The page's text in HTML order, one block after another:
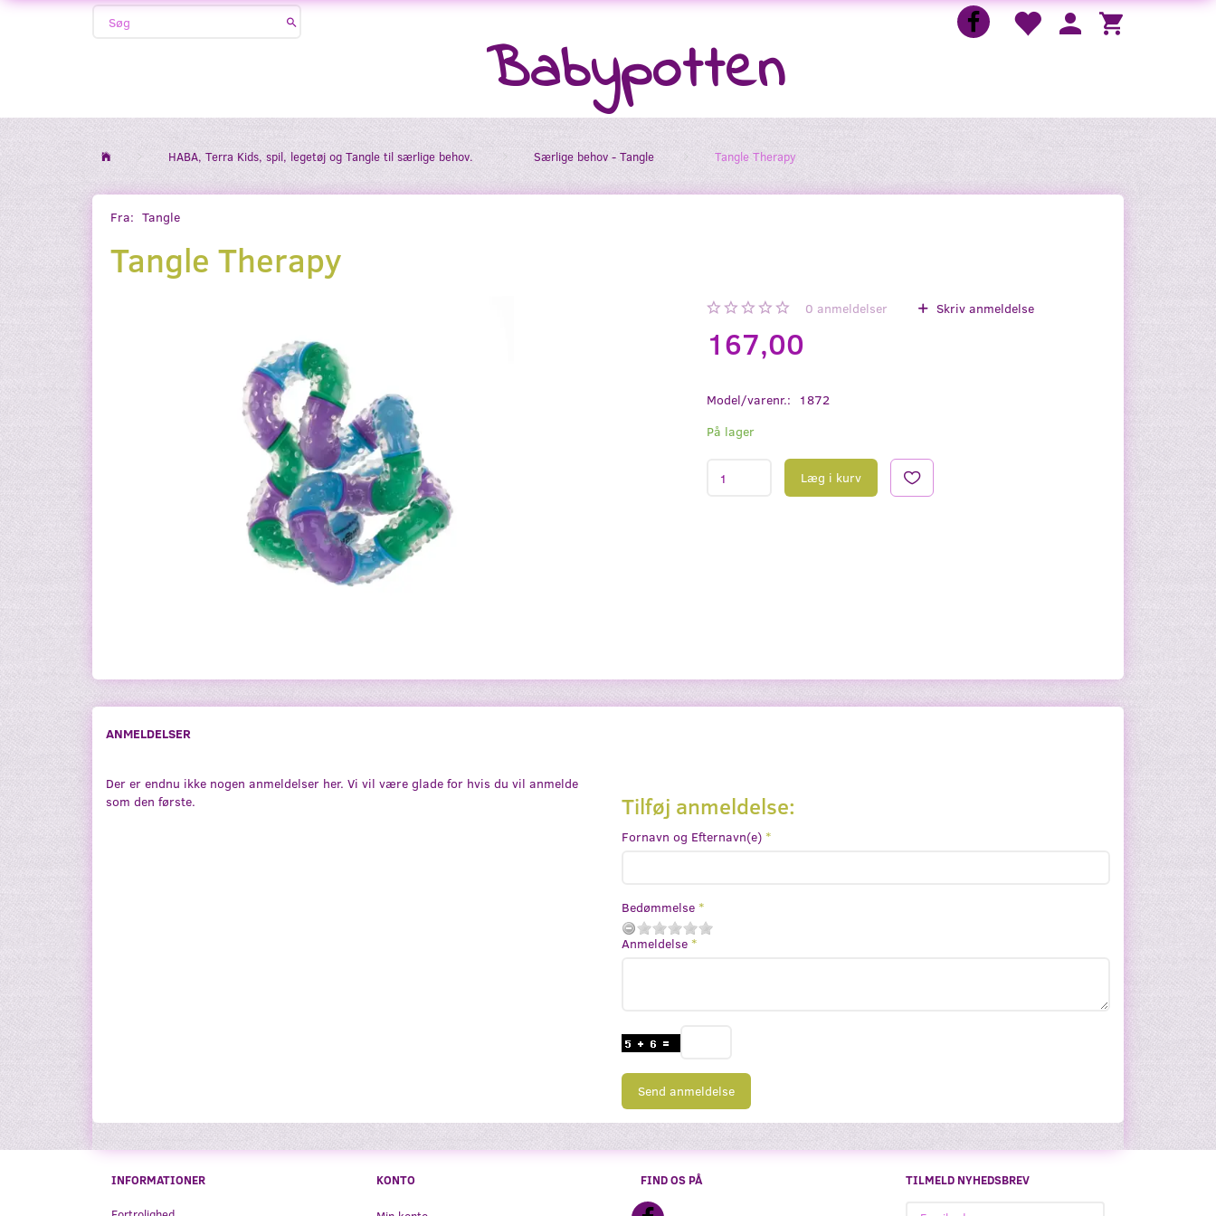
Babypotten
HABA, Terra Kids, spil, legetøj og Tangle til særlige behov. Særlige behov - Tangle Tangle Therapy
Fra: Tangle
Tangle Therapy
0 anmeldelser Skriv anmeldelse
167,00
Model/varenr.:
1872
På lager
Læg i kurv
ANMELDELSER
Der er endnu ikke nogen anmeldelser her. Vi vil være glade for hvis du vil anmelde
som den første.
Tilføj anmeldelse:
Fornavn og Efternavn(e)
Bedømmelse
Anmeldelse
Send anmeldelse
INFORMATIONER KONTO FIND OS PÅ
TILMELD NYHEDSBREV